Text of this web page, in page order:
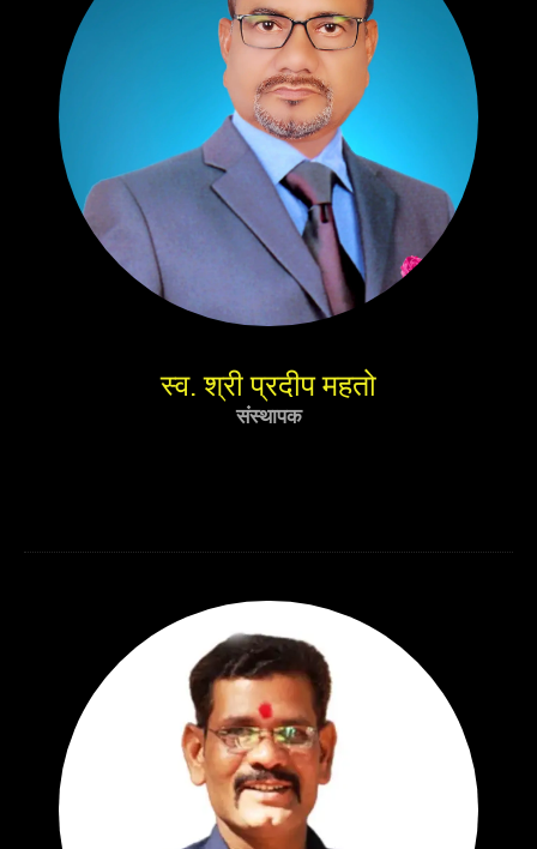
स्व. श्री प्रदीप महतो
संस्थापक